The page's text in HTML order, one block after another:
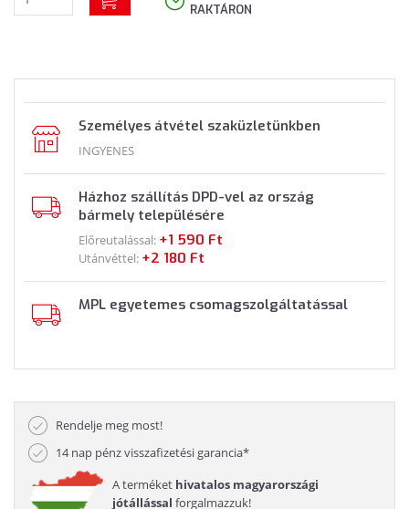
RAKTÁRON
Személyes átvétel szaküzletünkben
INGYENES
Házhoz szállítás DPD-vel az ország
bármely településére
Előreutalással: +1 590 Ft
Utánvéttel: +2 180 Ft
MPL egyetemes csomagszolgáltatással
Rendelje meg most!
14 nap pénz visszafizetési garancia*
A terméket hivatalos magyarországi
jótállással forgalmazzuk!